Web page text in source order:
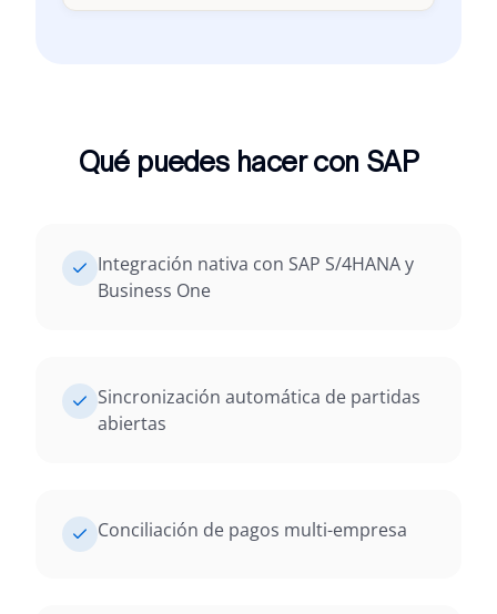
Qué puedes hacer con SAP
Integración nativa con SAP S/4HANA y
Business One
Sincronización automática de partidas
abiertas
Conciliación de pagos multi-empresa